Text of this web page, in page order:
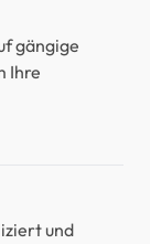
gängige
Ihre
und